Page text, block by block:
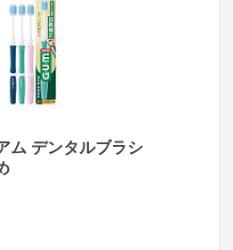
ム デンタルブラシ